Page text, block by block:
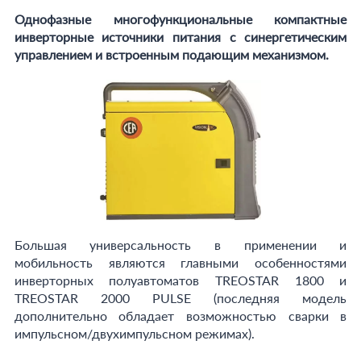
Однофазные многофункциональные компактные
инверторные источники питания с синергетическим
управлением и встроенным подающим механизмом.
Большая универсальность в применении и
мобильность являются главными особенностями
инверторных полуавтоматов TREOSTAR 1800 и
TREOSTAR 2000 PULSE (последняя модель
дополнительно обладает возможностью сварки в
импульсном/двухимпульсном режимах).